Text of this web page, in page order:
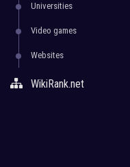
Universities
Video games
Websites
WikiRank.net